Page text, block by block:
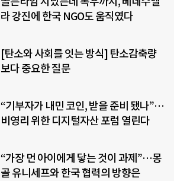
라 강진에 한국 NGO도 움직였다
[탄소와 사회를 잇는 방식] 탄소감축량
보다 중요한 질문
“기부자가 내민 코인, 받을 준비 됐나”…
비영리 위한 디지털자산 포럼 열린다
“가장 먼 아이에게 닿는 것이 과제”…몽
골 유니세프와 한국 협력의 방향은